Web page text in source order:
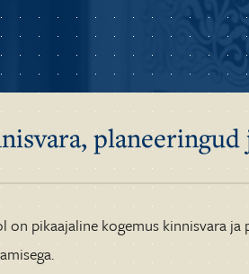
planeeringud
on pikaajaline kogemus kinnisvara